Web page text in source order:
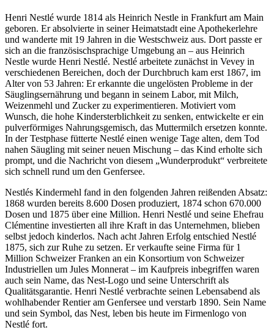
Henri Nestlé wurde 1814 als Heinrich Nestle in Frankfurt am Main
geboren. Er absolvierte in seiner Heimatstadt eine Apothekerlehre
und wanderte mit 19 Jahren in die Westschweiz aus. Dort passte er
sich an die französischsprachige Umgebung an – aus Heinrich
Nestle wurde Henri Nestlé. Nestlé arbeitete zunächst in Vevey in
verschiedenen Bereichen, doch der Durchbruch kam erst 1867, im
Alter von 53 Jahren: Er erkannte die ungelösten Probleme in der
Säuglingsernährung und begann in seinem Labor, mit Milch,
Weizenmehl und Zucker zu experimentieren. Motiviert vom
Wunsch, die hohe Kindersterblichkeit zu senken, entwickelte er ein
pulverförmiges Nahrungsgemisch, das Muttermilch ersetzen konnte.
In der Testphase fütterte Nestlé einen wenige Tage alten, dem Tod
nahen Säugling mit seiner neuen Mischung – das Kind erholte sich
prompt, und die Nachricht von diesem „Wunderprodukt“ verbreitete
sich schnell rund um den Genfersee.
Nestlés Kindermehl fand in den folgenden Jahren reißenden Absatz:
1868 wurden bereits 8.600 Dosen produziert, 1874 schon 670.000
Dosen und 1875 über eine Million. Henri Nestlé und seine Ehefrau
Clémentine investierten all ihre Kraft in das Unternehmen, blieben
selbst jedoch kinderlos. Nach acht Jahren Erfolg entschied Nestlé
1875, sich zur Ruhe zu setzen. Er verkaufte seine Firma für 1
Million Schweizer Franken an ein Konsortium von Schweizer
Industriellen um Jules Monnerat – im Kaufpreis inbegriffen waren
auch sein Name, das Nest-Logo und seine Unterschrift als
Qualitätsgarantie. Henri Nestlé verbrachte seinen Lebensabend als
wohlhabender Rentier am Genfersee und verstarb 1890. Sein Name
und sein Symbol, das Nest, leben bis heute im Firmenlogo von
Nestlé fort.